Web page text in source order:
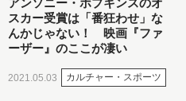
アンソニー・ホプキンスのオ
スカー受賞は「番狂わせ」な
んかじゃない！ 映画『ファ
ーザー』のここが凄い
2021.05.03 カルチャー・スポーツ